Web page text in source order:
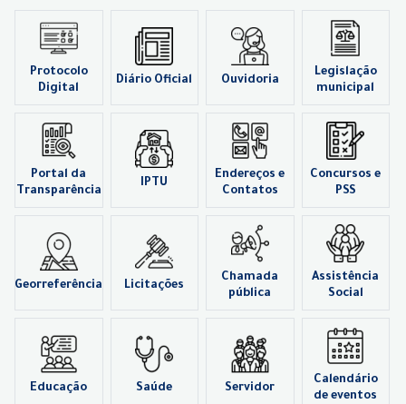
Protocolo
Digital
Diário Oficial Ouvidoria
Legislação
municipal
Portal da
Transparência
IPTU
Endereços e
Contatos
Concursos e
PSS
Georreferência Licitações
Chamada
pública
Assistência
Social
Educação Saúde Servidor
Calendário
de eventos